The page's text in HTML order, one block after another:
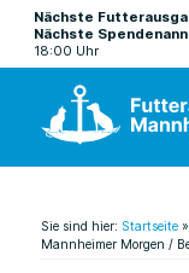
Nächste
Nächste
18:00 Uhr
Sie sind hier: Startseite»
Mannheimer Morgen /